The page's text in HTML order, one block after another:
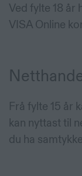
Ved fylte 18
VISA Online
Frå fylte 15 år
kan nyttast til
du ha